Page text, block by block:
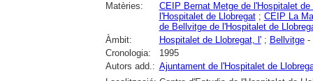
Matèries:
CEIP Bernat Metge de l'Hospitalet de
l'Hospitalet de Llobregat; CEIP La
de Bellvitge de l'Hospitalet de
Àmbit:
Hospitalet de Llobregat, l'; Bellvitge-
Cronologia:
1995
Autors add.: Ajuntament de l'Hospitalet de